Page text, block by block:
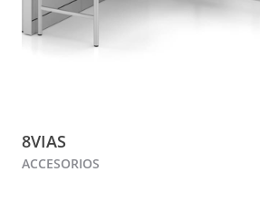
8VIAS
ACCESORIOS